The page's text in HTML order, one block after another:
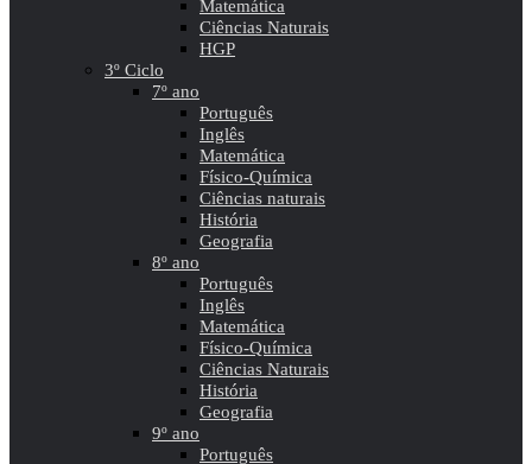
Matemática
Ciências Naturais
HGP
3º Ciclo
7º ano
Português
Inglês
Matemática
Físico-Química
Ciências naturais
História
Geografia
8º ano
Português
Inglês
Matemática
Físico-Química
Ciências Naturais
História
Geografia
9º ano
Português